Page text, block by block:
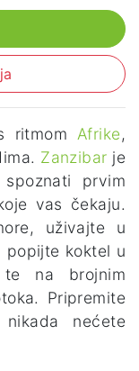
ritmom Afrike,
Zanzibar je
prvim
vas čekaju.
uživajte u
popijte koktel u
te na brojnim
Pripremite
nećete